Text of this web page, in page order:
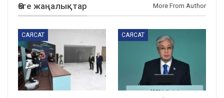
Өзге жаңалықтар More From Author
САЯСАТ САЯСАТ